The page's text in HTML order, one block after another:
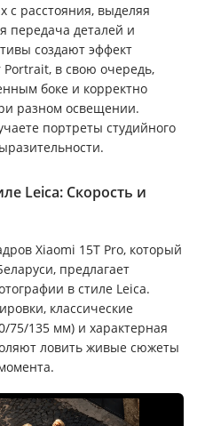
с расстояния, выделяя
передача деталей и
создают эффект
Portrait, в свою очередь,
боке и корректно
разном освещении.
портреты студийного
Leica: Скорость и
Xiaomi 15T Pro, который
предлагает
в стиле Leica.
классические
75/135 мм) и характерная
ловить живые сюжеты